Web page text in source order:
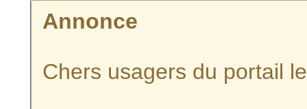
Annonce
Chers usagers du portail